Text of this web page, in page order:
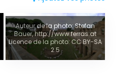
Auteur de la photo: Stefan
Bauer, http://www.ferras.at
Licence de la photo: CC BY-SA
2.5